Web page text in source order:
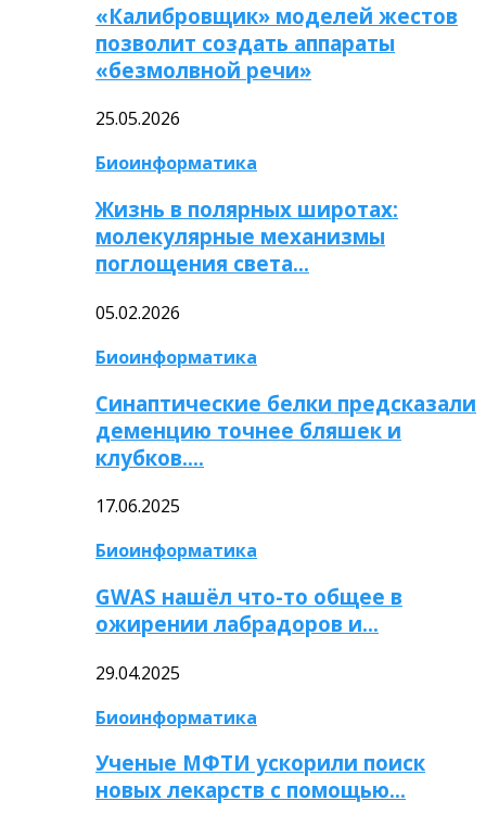
«Калибровщик» моделей жестов
позволит создать аппараты
«безмолвной речи»
25.05.2026
Биоинформатика
Жизнь в полярных широтах:
молекулярные механизмы
поглощения света…
05.02.2026
Биоинформатика
Синаптические белки предсказали
деменцию точнее бляшек и
клубков….
17.06.2025
Биоинформатика
GWAS нашёл что-то общее в
ожирении лабрадоров и…
29.04.2025
Биоинформатика
Ученые МФТИ ускорили поиск
новых лекарств с помощью…